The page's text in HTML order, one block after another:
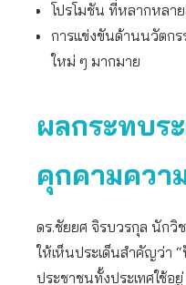
โปรโมชัน ที่หลากหลา
การแข่งขันด้านนวัตก
ใหม่ ๆ มากมาย
ผลกระทบร
คุกคามควา
ดร.ชัยยศ จิรบวรกุล นักวิ
ให้เห็นประเด็นสำคัญว่า
ประชาชนทั้งประเทศใช้อ